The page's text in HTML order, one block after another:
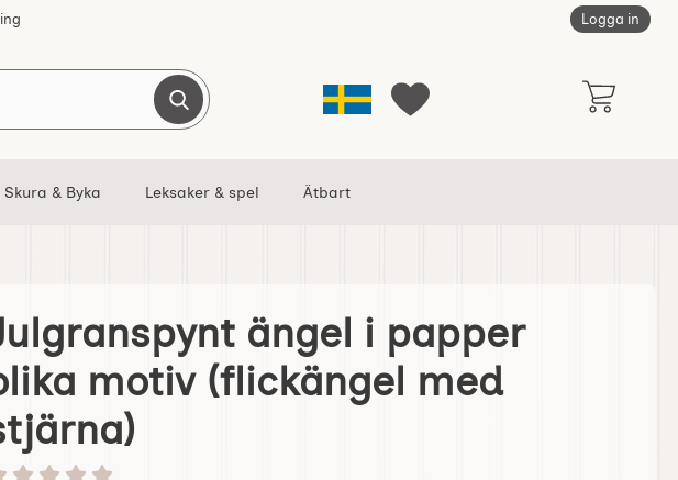
Logga in
Sverige Mina favoriter
Genomför sökning
Skura & Byka Leksaker & spel Ätbart
ängel i papper olika motiv (flickängel med stjärna) som favorit
ängel i papper
motiv (flickängel med
0 stjärnor av 5